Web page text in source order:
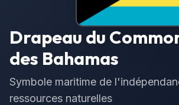
Drapeau du
des Bahamas
Symbole maritime de
ressources naturelles